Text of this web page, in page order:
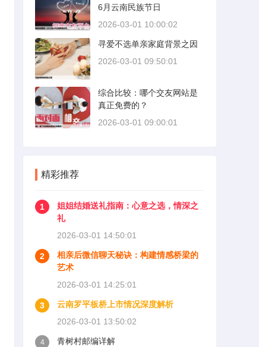
6月云南民族节日
2026-03-01 10:00:02
寻爱不选单亲家庭背景之因
2026-03-01 09:50:01
综合比较：哪个交友网站是
真正免费的？
2026-03-01 09:00:01
精彩推荐
1
姐姐结婚送礼指南：心意之选，情深之
礼
2026-03-01 14:50:01
2
相亲后微信聊天秘诀：构建情感桥梁的
艺术
2026-03-01 14:25:01
3
云南罗平板桥上市情况深度解析
2026-03-01 13:50:02
4
青树村邮编详解